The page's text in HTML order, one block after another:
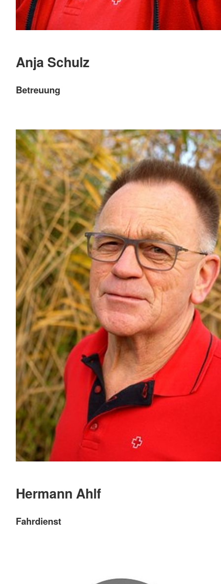
Anja Schulz
Betreuung
Hermann Ahlf
Fahrdienst